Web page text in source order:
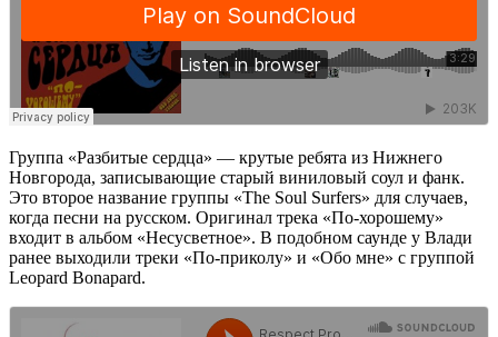
Группа «Разбитые сердца» — крутые ребята из Нижнего
Новгорода, записывающие старый виниловый соул и фанк.
Это второе название группы «The Soul Surfers» для случаев,
когда песни на русском. Оригинал трека «По‑хорошему»
входит в альбом «Несусветное». В подобном саунде у Влади
ранее выходили треки «По‑приколу» и «Обо мне» с группой
Leopard Bonаpard.